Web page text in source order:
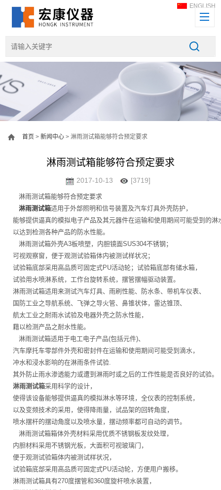
ENGLISH
首页 >新闻中心 > 淋雨测试箱能够符合预定要求
淋雨测试箱能够符合预定要求
2017-10-13 [3719]
淋雨测试箱能够符合预定要求
淋雨测试箱适用于外部照明和信号装置及汽车灯具外壳防护，
能够提供逼真的模拟电子产品及其元器件在运输和使用期间可能受到的
以达到检测各种产品的防水性能。
淋雨测试箱外壳A3板喷塑，内胆镜面SUS304不锈钢；
可视观察窗，便于观测试验箱体内被测试样状况；
试验箱底部采用高品质可固定式PU活动轮；试验箱底部有储水箱，
试验用水喷淋系统，工作台旋转系统，摆管摆幅驱动装置。
淋雨测试箱适用来测试汽车灯具、雨刷性能、防水条、带机车仪表、
国防工业之导航系统、飞弹之导火管、鼻锥状体，雷达锥顶、
航太工业之耐雨水试验及电器外壳之防水性能，
藉以检测产品之耐水性能。
淋雨测试箱适用于电工电子产品(包括元件)、
汽车摩托车零部件外壳和密封件在运输和使用期间可能受到滴水，
冲水和浸水影响的在淋雨条件试验.
其外防止雨水渗透能力或遭到淋雨时或之后的工作性能是否良好的试验。
淋雨测试箱采用科学的设计，
使得该设备能够提供逼真的模拟淋水等环境，全仪表的控制系统，
以及变频技术的采用，使得降雨量，试品架的回转角度，
喷水摆杆的摆动角度以及喷水量，摆动频率都可自动的调节。
淋雨测试箱箱体外壳材料采用优质不锈钢板发纹处理，
内胆材料采用不锈钢光板，大面积可视玻璃门，
便于观测试验箱体内被测试样状况，
试验箱底部采用高品质可固定式PU活动轮，方便用户搬移。
淋雨测试箱具有270度摆管和360度旋杆喷水装置，